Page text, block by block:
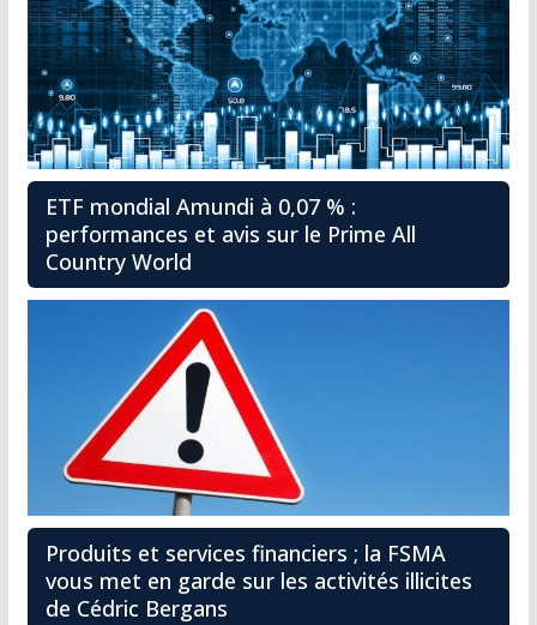
ETF mondial Amundi à 0,07 % :
performances et avis sur le Prime All
Country World
Produits et services financiers ; la FSMA
vous met en garde sur les activités illicites
de Cédric Bergans